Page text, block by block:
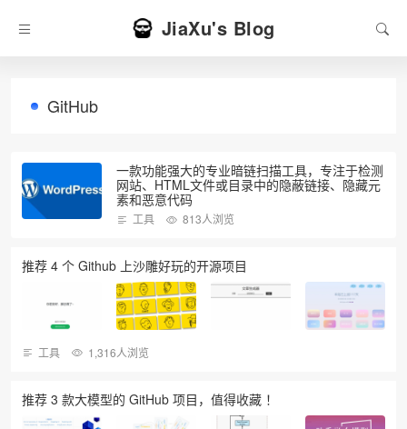
JiaXu's Blog
GitHub
一款功能强大的专业暗链扫描工具，专注于检测
网站、HTML文件或目录中的隐蔽链接、隐藏元
素和恶意代码
工具 813人浏览
推荐 4 个 Github 上沙雕好玩的开源项目
工具 1,316人浏览
推荐 3 款大模型的 GitHub 项目，值得收藏 ！